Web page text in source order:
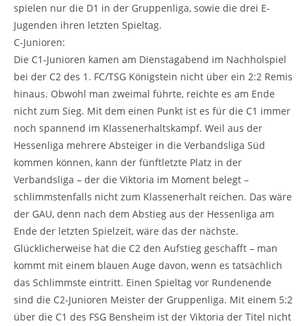
spielen nur die D1 in der Gruppenliga, sowie die drei E-
Jugenden ihren letzten Spieltag.
C-Junioren:
Die C1-Junioren kamen am Dienstagabend im Nachholspiel
bei der C2 des 1. FC/TSG Königstein nicht über ein 2:2 Remis
hinaus. Obwohl man zweimal führte, reichte es am Ende
nicht zum Sieg. Mit dem einen Punkt ist es für die C1 immer
noch spannend im Klassenerhaltskampf. Weil aus der
Hessenliga mehrere Absteiger in die Verbandsliga Süd
kommen können, kann der fünftletzte Platz in der
Verbandsliga – der die Viktoria im Moment belegt –
schlimmstenfalls nicht zum Klassenerhalt reichen. Das wäre
der GAU, denn nach dem Abstieg aus der Hessenliga am
Ende der letzten Spielzeit, wäre das der nächste.
Glücklicherweise hat die C2 den Aufstieg geschafft – man
kommt mit einem blauen Auge davon, wenn es tatsächlich
das Schlimmste eintritt. Einen Spieltag vor Rundenende
sind die C2-Junioren Meister der Gruppenliga. Mit einem 5:2
über die C1 des FSG Bensheim ist der Viktoria der Titel nicht